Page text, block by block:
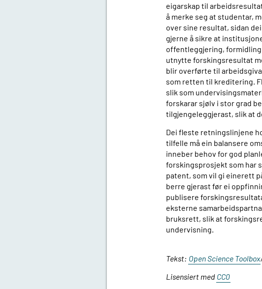
eigarskap til
å merke seg at studentar,
over sine resultat, sidan
gjerne å sikre at
offentleggjering, formidling
utnytte forskingsresultat
blir overførte til
som retten til kreditering.
slik som
forskarar sjølv i stor grad
tilgjengeleggjerast, slik at
Dei fleste retningslinjene
tilfelle må ein balansere
inneber behov for god
forskingsprosjekt som har
patent, som vil gi einerett
berre gjerast før ei
publisere
eksterne
bruksrett, slik at
undervisning.
Tekst: Open Science Toolbox
Lisensiert med CC0